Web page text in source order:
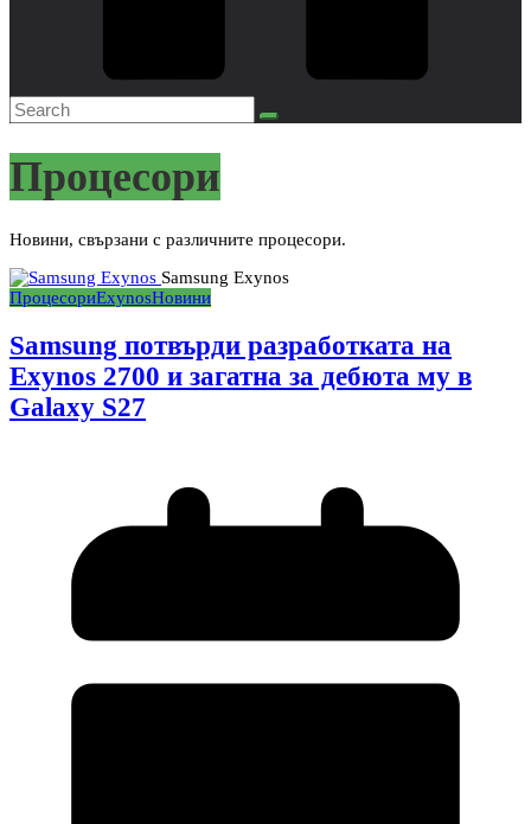
Процесори
Новини, свързани с различните процесори.
Samsung Exynos
ПроцесориExynosНовини
Samsung потвърди разработката на
Exynos 2700 и загатна за дебюта му в
Galaxy S27